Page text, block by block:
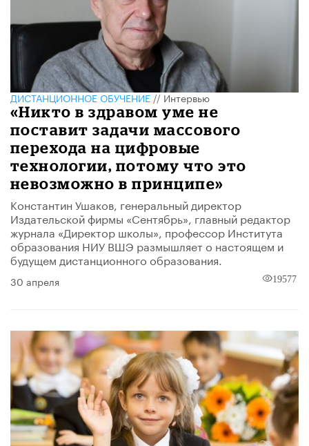
ДИСТАНЦИОННОЕ ОБУЧЕНИЕ//Интервью
«Никто в здравом уме не
поставит задачи массового
перехода на цифровые
технологии, потому что это
невозможно в принципе»
Константин Ушаков, генеральный директор
Издательской фирмы «Сентябрь», главный редактор
журнала «Директор школы», профессор Института
образования НИУ ВШЭ размышляет о настоящем и
будущем дистанционного образования.
30 апреля 19577